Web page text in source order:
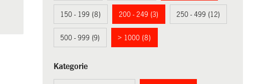
150 - 199 (8) 200 - 249 (3) 250 - 499 (12)
500 - 999 (9) > 1000 (8)
Kategorie